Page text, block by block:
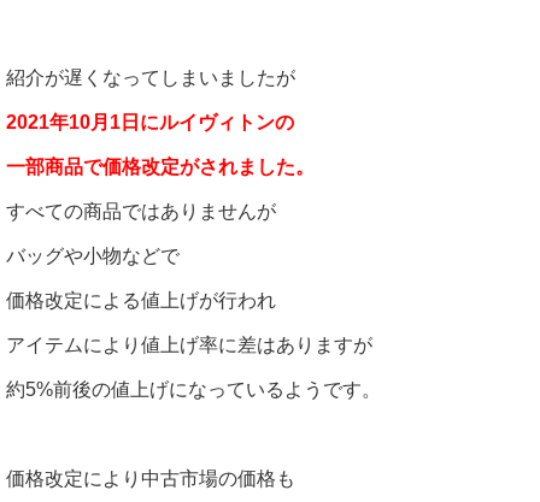
紹介が遅くなってしまいましたが
2021年10月1日にルイヴィトンの
一部商品で価格改定がされました。
すべての商品ではありませんが
バッグや小物などで
価格改定による値上げが行われ
アイテムにより値上げ率に差はありますが
約5%前後の値上げになっているようです。
価格改定により中古市場の価格も